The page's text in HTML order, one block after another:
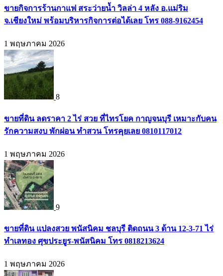
ขายกิจการร้านกาแฟ สระว่ายน้ำ วิลล่า 4 หลัง อ.แม่ริม
จ.เชียงใหม่ พร้อมบริหารกิจการต่อได้เลย โทร 088-9162454
1 พฤษภาคม 2026
8
ขายที่ดิน ลดราคา 2 ไร่ สวย ที่ไทรโยค กาญจนบุรี เหมาะกับคน
รักความสงบ พักผ่อน ทำสวน โทรคุยเลย 0810117012
1 พฤษภาคม 2026
9
ขายที่ดิน แปลงสวย พนัสนิคม ชลบุรี ติดถนน 3 ด้าน 12-3-71 ไร่
ทำเลทอง ศุขประยูร-พนัสนิคม โทร 0818213624
1 พฤษภาคม 2026